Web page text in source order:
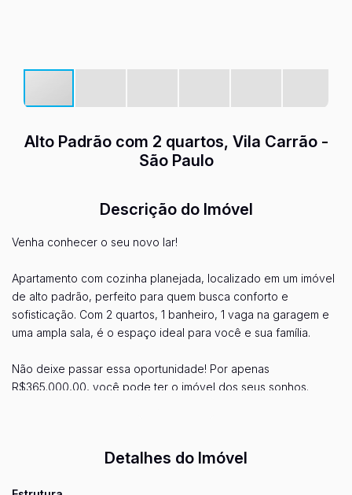
Alto Padrão com 2 quartos, Vila Carrão -
São Paulo
Descrição do Imóvel
Venha conhecer o seu novo lar!
Apartamento com cozinha planejada, localizado em um imóvel
de alto padrão, perfeito para quem busca conforto e
sofisticação. Com 2 quartos, 1 banheiro, 1 vaga na garagem e
uma ampla sala, é o espaço ideal para você e sua família.
Não deixe passar essa oportunidade! Por apenas
R$365.000,00, você pode ter o imóvel dos seus sonhos.
Entre em contato agora mesmo!Detalhes do Imóvel